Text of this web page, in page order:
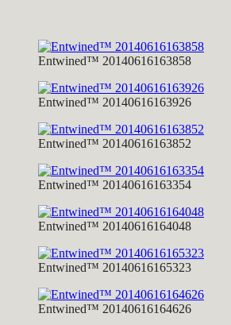
Entwined™ 20140616163858
Entwined™ 20140616163926
Entwined™ 20140616163852
Entwined™ 20140616163354
Entwined™ 20140616164048
Entwined™ 20140616165323
Entwined™ 20140616164626